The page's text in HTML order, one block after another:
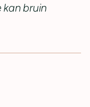
kan bruin